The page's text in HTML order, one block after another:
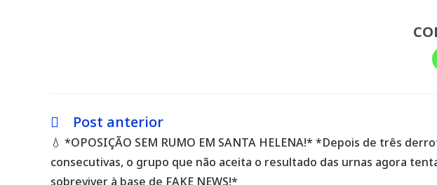
Leia
artigos
Post anterior
💧 *OPOSIÇÃO SEM RUMO EM SANTA HELENA!* *Depois de três
consecutivas, o grupo que não aceita o resultado das urnas agora
sobreviver à base de FAKE NEWS!*